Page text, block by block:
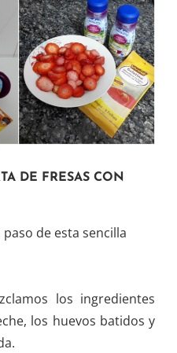
DE FRESAS CON
de esta sencilla
los ingredientes
los huevos batidos y
derretida.